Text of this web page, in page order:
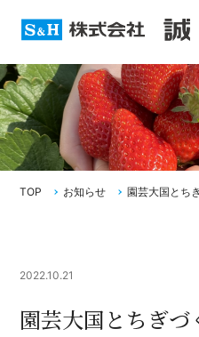
TOP お知らせ 園芸大国とち
2022.10.21
園芸大国とちぎ